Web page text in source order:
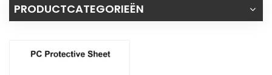
PRODUCTCATEGORIEËN